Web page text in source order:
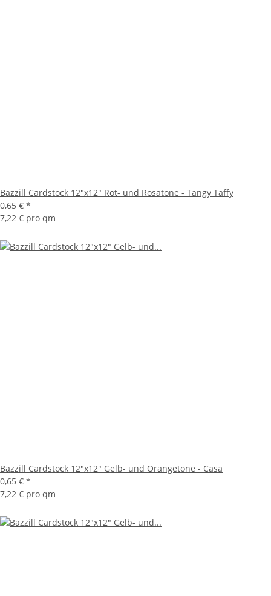
Bazzill Cardstock 12"x12" Rot- und Rosatöne - Tangy Taffy
0,65 € *
7,22 € pro qm
Bazzill Cardstock 12"x12" Gelb- und Orangetöne - Casa
0,65 € *
7,22 € pro qm